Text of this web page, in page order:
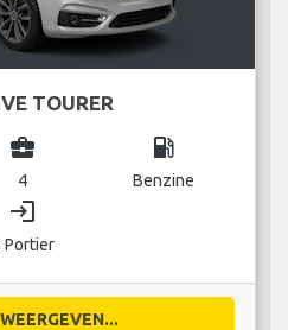
TOURER
business_center
4
local_gas_station
Benzine
login
Portier